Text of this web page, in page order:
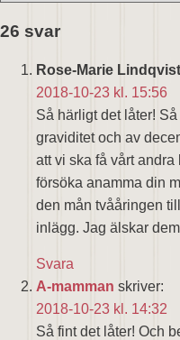
26 svar
Rose-Marie Lindqvist
2018-10-23 kl. 15:56
Så härligt det låter!
graviditet och av
att vi ska få vårt
försöka anamma din
den mån tvååringen
inlägg. Jag älskar
Svara
A-mamman skriver:
2018-10-23 kl. 14:32
Så fint det låter! Och